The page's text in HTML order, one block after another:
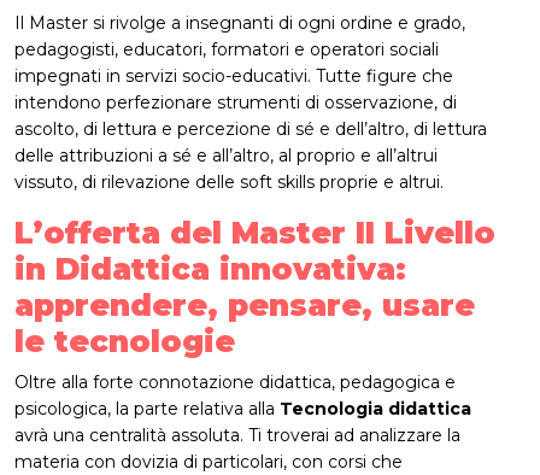
Il Master si rivolge a insegnanti di ogni ordine e grado,
pedagogisti, educatori, formatori e operatori sociali
impegnati in servizi socio-educativi. Tutte figure che
intendono perfezionare strumenti di osservazione, di
ascolto, di lettura e percezione di sé e dell’altro, di lettura
delle attribuzioni a sé e all’altro, al proprio e all’altrui
vissuto, di rilevazione delle soft skills proprie e altrui.
L’offerta del Master II Livello
in Didattica innovativa:
apprendere, pensare, usare
le tecnologie
Oltre alla forte connotazione didattica, pedagogica e
psicologica, la parte relativa alla Tecnologia didattica
avrà una centralità assoluta. Ti troverai ad analizzare la
materia con dovizia di particolari, con corsi che